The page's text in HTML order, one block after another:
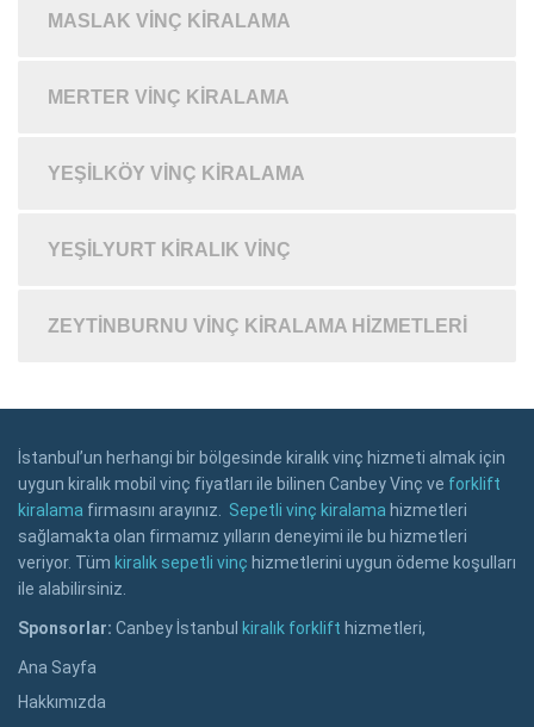
MASLAK VINÇ KIRALAMA
MERTER VINÇ KIRALAMA
YEŞILKÖY VINÇ KIRALAMA
YEŞILYURT KIRALIK VINÇ
ZEYTINBURNU VINÇ KIRALAMA HIZMETLERI
İstanbul’un herhangi bir bölgesinde kiralık vinç hizmeti almak için
uygun kiralık mobil vinç fiyatları ile bilinen Canbey Vinç ve forklift
kiralama firmasını arayınız. Sepetli vinç kiralama hizmetleri
sağlamakta olan firmamız yılların deneyimi ile bu hizmetleri
veriyor. Tüm kiralık sepetli vinç hizmetlerini uygun ödeme koşulları
ile alabilirsiniz.
Sponsorlar: Canbey İstanbul kiralık forklift hizmetleri,
Ana Sayfa
Hakkımızda